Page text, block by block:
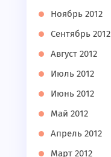
Ноябрь 2012
Сентябрь 2012
Август 2012
Июль 2012
Июнь 2012
Май 2012
Апрель 2012
Март 2012